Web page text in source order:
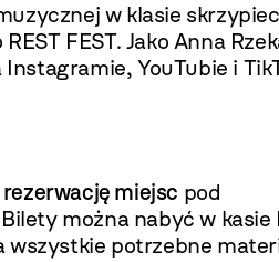
w klasie
FEST. Jako Anna
YouTubie i
miejsc pod
można nabyć w
wszystkie potrzebne